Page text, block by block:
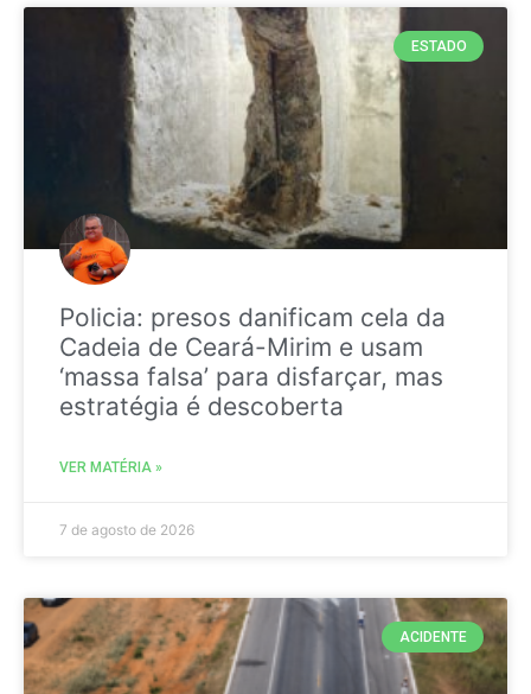
ESTADO
Policia: presos danificam cela da
Cadeia de Ceará-Mirim e usam
‘massa falsa’ para disfarçar, mas
estratégia é descoberta
VER MATÉRIA »
7 de agosto de 2026
ACIDENTE